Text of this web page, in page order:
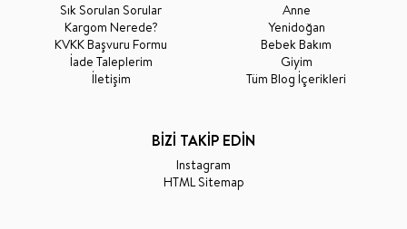
Sık Sorulan Sorular
Kargom Nerede?
KVKK Başvuru Formu
İade Taleplerim
İletişim
Anne
Yenidoğan
Bebek Bakım
Giyim
Tüm Blog İçerikleri
BİZİ TAKİP EDİN
Instagram
HTML Sitemap